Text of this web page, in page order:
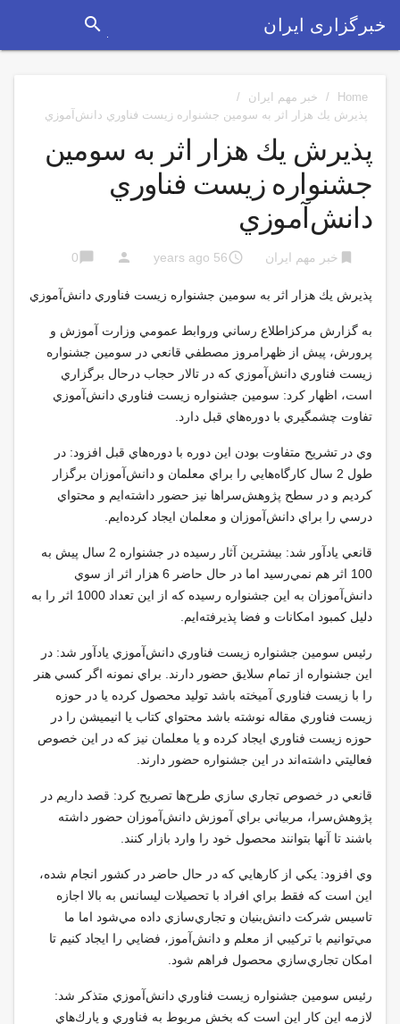
خبرگزاری ایران search
Home
/ خبر مهم ایران
/
پذيرش يك هزار اثر به سومين جشنواره زيست فناوري دانش‌آموزي
پذيرش يك هزار اثر به سومين
جشنواره زيست فناوري
دانش‌آموزي
bookmark خبر مهم ایران access_time
56 years ago
person
chat_bubble
0
پذيرش يك هزار اثر به سومين جشنواره زيست فناوري دانش‌آموزي
به گزارش مركزاطلاع رساني وروابط عمومي وزارت آموزش و
پرورش، پيش از ظهرامروز مصطفي قانعي در سومين جشنواره
زيست فناوري دانش‌آموزي كه در تالار حجاب درحال برگزاري
است، اظهار كرد: سومين جشنواره زيست فناوري دانش‌آموزي
تفاوت چشمگيري با دوره‌هاي قبل دارد
وي در تشريح متفاوت بودن اين دوره با دوره‌هاي قبل افزود: در
طول 2 سال كارگاه‌هايي را براي معلمان و دانش‌آموزان برگزار
كرديم و در سطح پژوهش‌سراها نيز حضور داشته‌ايم و محتواي
درسي را براي دانش‌آموزان و معلمان ايجاد كرده‌ايم
قانعي يادآور شد: بيشترين آثار رسيده در جشنواره 2 سال پيش به
100 اثر هم نمي‌رسيد اما در حال حاضر 6 هزار اثر از سوي
دانش‌آموزان به اين جشنواره رسيده كه از اين تعداد 1000 اثر را به
دليل كمبود امكانات و فضا پذيرفته‌ايم
رئيس سومين جشنواره زيست فناوري دانش‌آموزي يادآور شد: در
اين جشنواره از تمام سلايق حضور دارند. براي نمونه اگر كسي هنر
را با زيست فناوري آميخته باشد توليد محصول كرده يا در حوزه
زيست فناوري مقاله نوشته باشد محتواي كتاب يا انيميشن را در
حوزه زيست فناوري ايجاد كرده و يا معلمان نيز كه در اين خصوص
فعاليتي داشته‌اند در اين جشنواره حضور دارند
قانعي در خصوص تجاري سازي طرح‌ها تصريح كرد: قصد داريم در
پژوهش‌سرا، مربياني براي آموزش دانش‌آموزان حضور داشته
باشند تا آنها بتوانند محصول خود را وارد بازار كنند
وي افزود: يكي از كارهايي كه در حال حاضر در كشور انجام شده،
اين است كه فقط براي افراد با تحصيلات ليسانس به بالا اجازه
تاسيس شركت دانش‌بنيان و تجاري‌سازي داده مي‌شود اما ما
مي‌توانيم با تركيبي از معلم و دانش‌آموز، فضايي را ايجاد كنيم تا
امكان تجاري‌سازي محصول فراهم شود
رئيس سومين جشنواره زيست فناوري دانش‌آموزي متذكر شد:
لازمه اين كار اين است كه بخش مربوط به فناوري و پارك‌هاي